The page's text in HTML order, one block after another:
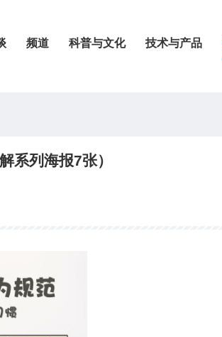
频道 科普与文化 技术与产品
系列海报7张）